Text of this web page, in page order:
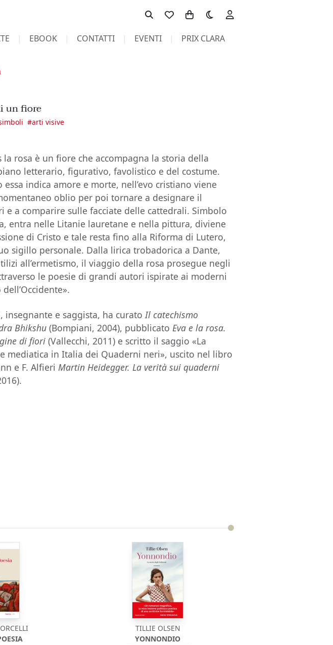
Toggle theme
EBOOK CONTATTI EVENTI PRIX CLARA
un fiore
#arti visive
la rosa è un fiore che accompagna la storia della
letterario, figurativo, favolistico e del costume.
essa indica amore e morte, nell’evo cristiano viene
oblio per poi tornare a designare il
e a comparire sulle facciate delle cattedrali. Simbolo
entra nelle Litanie lauretane e nella pittura, diviene
di Cristo e tale resta fino alla Riforma di Lutero,
sigillo personale. Dalla lirica trobadorica a Dante,
all’ermetismo, il viaggio della rosa prosegue negli
le poesie di grandi autori ispirate ai moderni
, insegnante e saggista, ha curatoIl catechismo
Bhikshu (Bompiani, 2004), pubblicatoEva e la rosa.
di fiori(Vallecchi, 2011) e scritto il saggio «La
mediatica in Italia dei Quaderni neri», uscito nel libro
e F. AlfieriMartin Heidegger. La verità sui quaderni
TILLIE OLSEN
YONNONDIO